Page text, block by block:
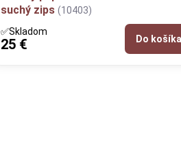
suchý zips(10403)
✅Skladom
25 € Do košíka